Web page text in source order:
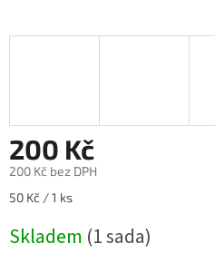
200 Kč
200 Kč bez DPH
Měrná
50 Kč / 1 ks
Skladem (1 sada)